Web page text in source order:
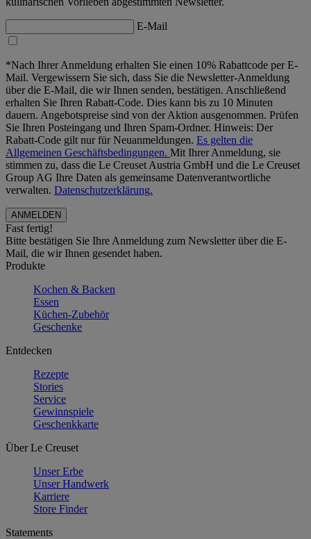
E-Mail
*Nach Ihrer Anmeldung erhalten Sie einen 10% Rabattcode per E-
Mail. Vergewissern Sie sich, dass Sie die Newsletter-Anmeldung
über die E-Mail, die wir Ihnen senden, bestätigen. Anschließend
erhalten Sie Ihren Rabatt-Code. Dies kann bis zu 10 Minuten
dauern. Angebotspreise sind von der Aktion ausgenommen. Prüfen
Sie Ihren Posteingang und Ihren Spam-Ordner. Hinweis: Der
Rabatt-Code gilt nur für Neuanmeldungen. Es gelten die
Allgemeinen Geschäftsbedingungen. Mit Ihrer Anmeldung, sie
stimmen zu, dass die Le Creuset Austria GmbH und die Le Creuset
Group AG Ihre Daten als gemeinsame Datenverantwortliche
verwalten. Datenschutzerklärung.
Fast fertig!
Bitte bestätigen Sie Ihre Anmeldung zum Newsletter über die E-
Mail, die wir Ihnen gesendet haben.
Produkte
Kochen & Backen
Essen
Küchen-Zubehör
Geschenke
Entdecken
Rezepte
Stories
Service
Gewinnspiele
Geschenkkarte
Über Le Creuset
Unser Erbe
Unser Handwerk
Karriere
Store Finder
Statements